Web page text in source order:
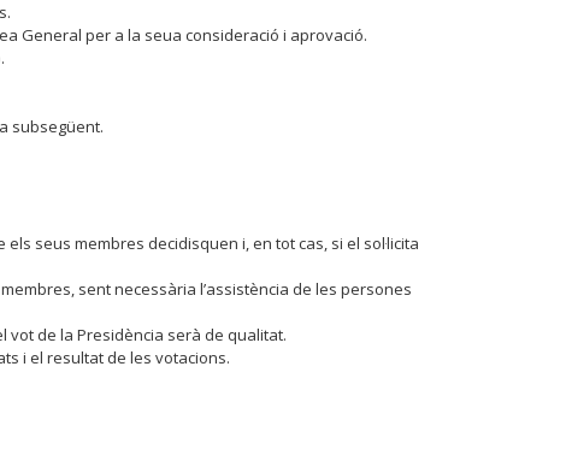
General per a la seua consideració i aprovació.
subsegüent.
seus membres decidisquen i, en tot cas, si el sol·licita
sent necessària l’assistència de les persones
vot de la Presidència serà de qualitat.
i el resultat de les votacions.